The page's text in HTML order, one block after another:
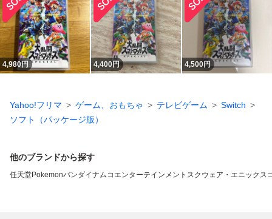
4,980円 4,400円 4,500円
Yahoo!フリマ ゲーム、おもちゃ テレビゲーム
Switch
ソフト（パッケージ版）
他のブランドから探す
任天堂Pokemonバンダイナムコエンターテインメント スクウェア・エニックス